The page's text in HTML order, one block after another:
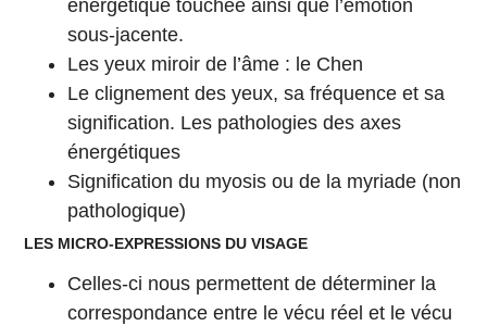
énergétique touchée ainsi que l’émotion
sous-jacente.
Les yeux miroir de l’âme : le Chen
Le clignement des yeux, sa fréquence et sa
signification. Les pathologies des axes
énergétiques
Signification du myosis ou de la myriade (non
pathologique)
LES MICRO-EXPRESSIONS DU VISAGE
Celles-ci nous permettent de déterminer la
correspondance entre le vécu réel et le vécu